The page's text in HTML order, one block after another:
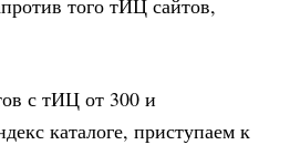
того тИЦ сайтов,
с тИЦ от 300 и
каталоге, приступаем к